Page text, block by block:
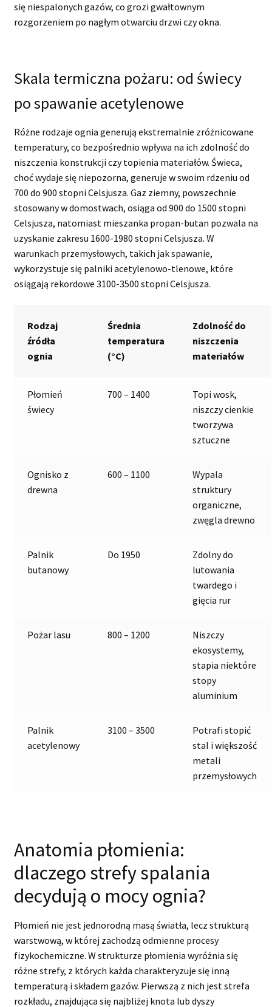
się niespalonych gazów, co grozi gwałtownym
rozgorzeniem po nagłym otwarciu drzwi czy okna.
Skala termiczna pożaru: od świecy
po spawanie acetylenowe
Różne rodzaje ognia generują ekstremalnie zróżnicowane
temperatury, co bezpośrednio wpływa na ich zdolność do
niszczenia konstrukcji czy topienia materiałów. Świeca,
choć wydaje się niepozorna, generuje w swoim rdzeniu od
700 do 900 stopni Celsjusza. Gaz ziemny, powszechnie
stosowany w domostwach, osiąga od 900 do 1500 stopni
Celsjusza, natomiast mieszanka propan-butan pozwala na
uzyskanie zakresu 1600-1980 stopni Celsjusza. W
warunkach przemysłowych, takich jak spawanie,
wykorzystuje się palniki acetylenowo-tlenowe, które
osiągają rekordowe 3100-3500 stopni Celsjusza.
Rodzaj
źródła
ognia
Średnia
temperatura
(°C)
Zdolność do
niszczenia
materiałów
Płomień
świecy
700 – 1400
Topi wosk,
niszczy cienkie
tworzywa
sztuczne
Ognisko z
drewna
600 – 1100
Wypala
struktury
organiczne,
zwęgla drewno
Palnik
butanowy
Do 1950
Zdolny do
lutowania
twardego i
gięcia rur
Pożar lasu 800 – 1200
Niszczy
ekosystemy,
stapia niektóre
stopy
aluminium
Palnik
acetylenowy
3100 – 3500
Potrafi stopić
stal i większość
metali
przemysłowych
Anatomia płomienia:
dlaczego strefy spalania
decydują o mocy ognia?
Płomień nie jest jednorodną masą światła, lecz strukturą
warstwową, w której zachodzą odmienne procesy
fizykochemiczne. W strukturze płomienia wyróżnia się
różne strefy, z których każda charakteryzuje się inną
temperaturą i składem gazów. Pierwszą z nich jest strefa
rozkładu, znajdująca się najbliżej knota lub dyszy